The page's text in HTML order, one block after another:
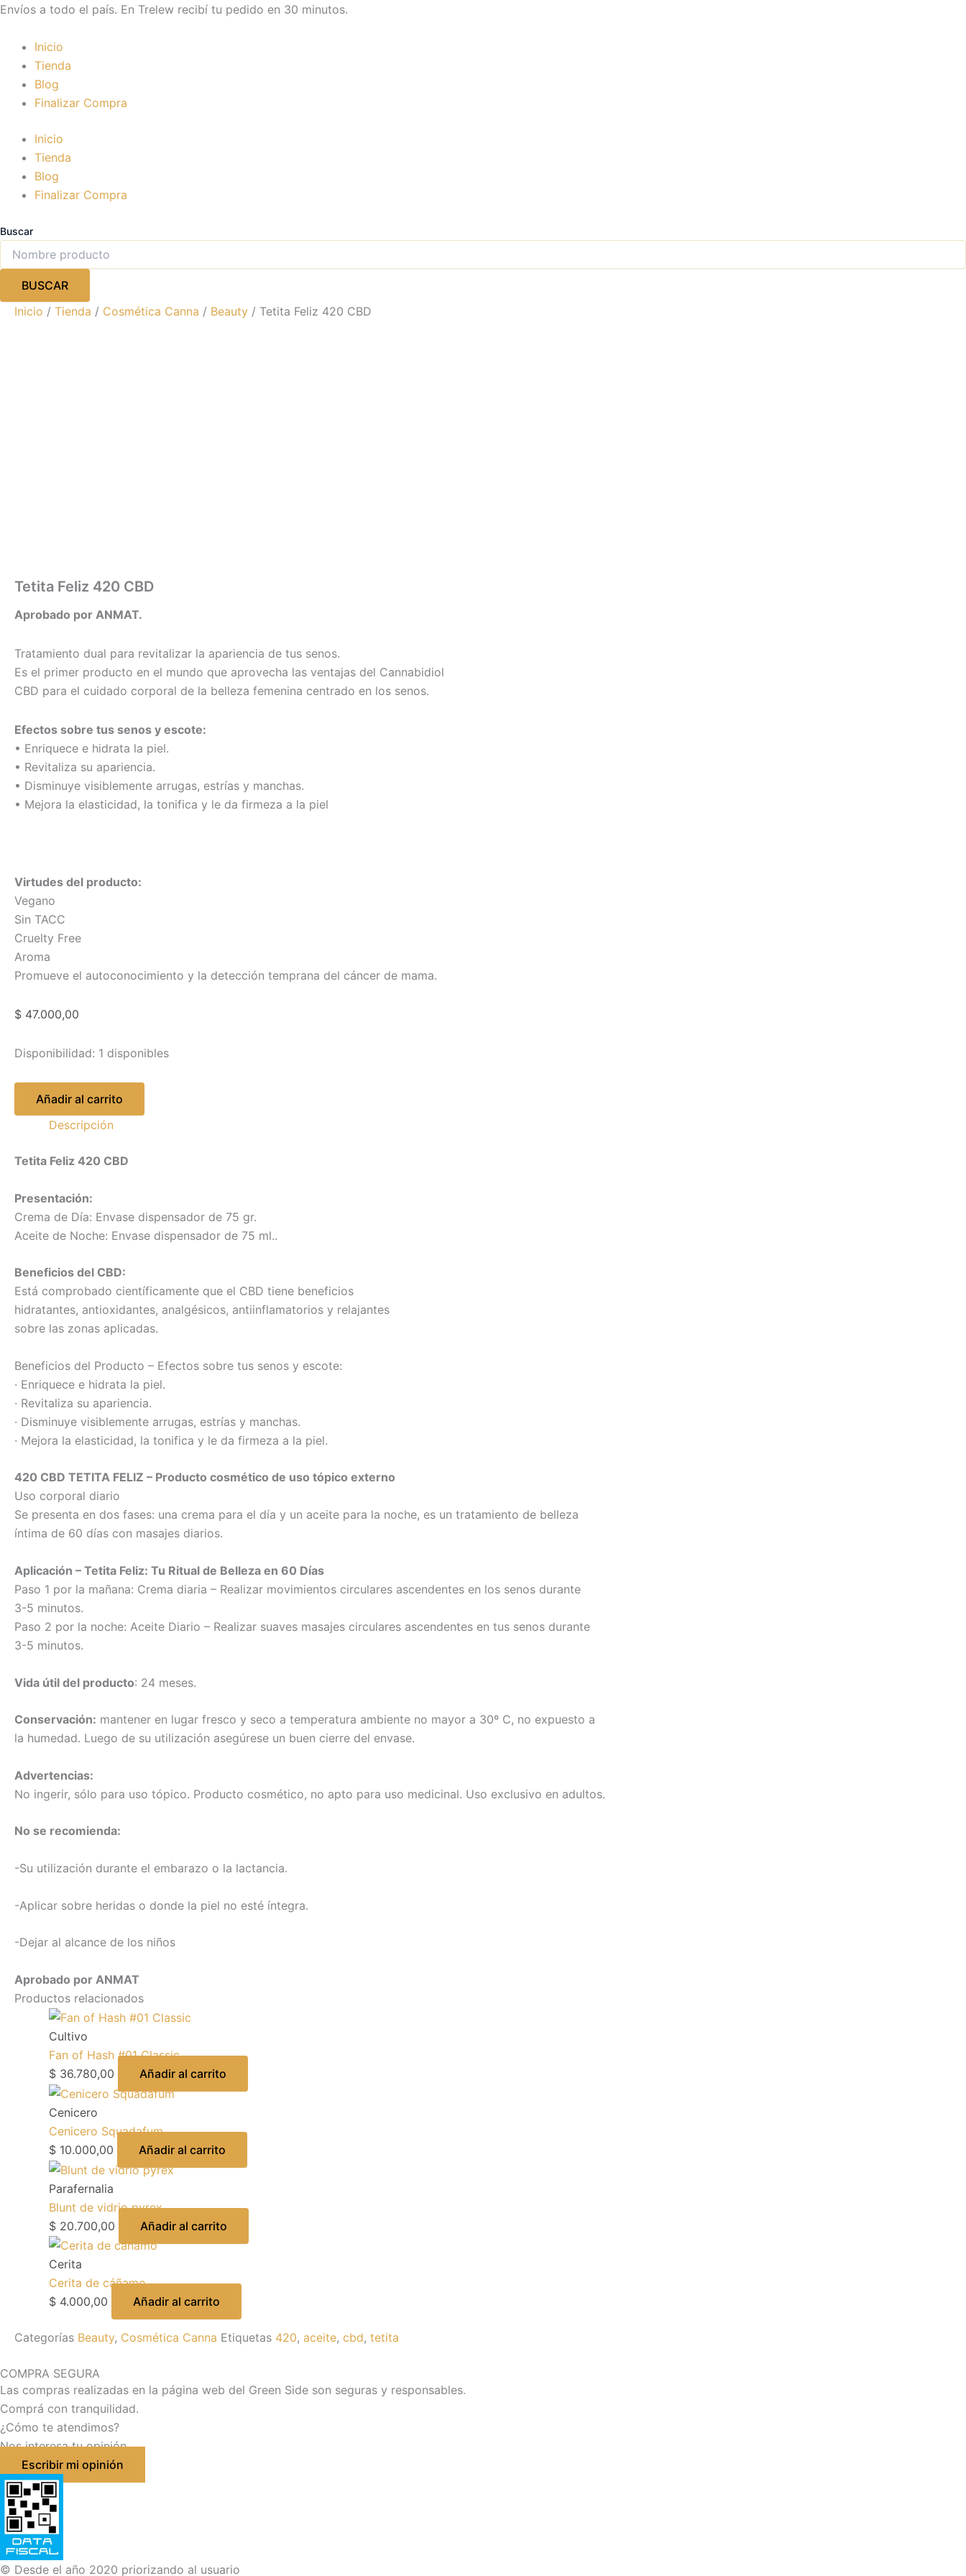
Ir
contenido
Envíos a todo el país. En Trelew recibí tu pedido en 30 minutos.
Inicio
Tienda
Blog
Finalizar Compra
Inicio
Tienda
Blog
Finalizar Compra
Buscar
BUSCAR
Inicio / Tienda / Cosmética Canna / Beauty / Tetita Feliz 420 CBD
Tetita Feliz 420 CBD
Aprobado por ANMAT.
Tratamiento dual para revitalizar la apariencia de tus senos.
Es el primer producto en el mundo que aprovecha las ventajas del Cannabidiol
CBD para el cuidado corporal de la belleza femenina centrado en los senos.
Efectos sobre tus senos y escote:
• Enriquece e hidrata la piel.
• Revitaliza su apariencia.
• Disminuye visiblemente arrugas, estrías y manchas.
• Mejora la elasticidad, la tonifica y le da firmeza a la piel
Virtudes del producto:
Vegano
Sin TACC
Cruelty Free
Aroma
Promueve el autoconocimiento y la detección temprana del cáncer de mama.
$ 47.000,00
Disponibilidad: 1 disponibles
Tetita
CBD
cantidad
Añadir al carrito
Descripción
Tetita Feliz 420 CBD
Presentación:
Crema de Día: Envase dispensador de 75 gr.
Aceite de Noche: Envase dispensador de 75 ml..
Beneficios del CBD:
Está comprobado científicamente que el CBD tiene beneficios
hidratantes, antioxidantes, analgésicos, antiinflamatorios y relajantes
sobre las zonas aplicadas.
Beneficios del Producto – Efectos sobre tus senos y escote:
· Enriquece e hidrata la piel.
· Revitaliza su apariencia.
· Disminuye visiblemente arrugas, estrías y manchas.
· Mejora la elasticidad, la tonifica y le da firmeza a la piel.
420 CBD TETITA FELIZ – Producto cosmético de uso tópico externo
Uso corporal diario
Se presenta en dos fases: una crema para el día y un aceite para la noche, es un tratamiento de belleza
íntima de 60 días con masajes diarios.
Aplicación – Tetita Feliz: Tu Ritual de Belleza en 60 Días
Paso 1 por la mañana: Crema diaria – Realizar movimientos circulares ascendentes en los senos durante
3-5 minutos.
Paso 2 por la noche: Aceite Diario – Realizar suaves masajes circulares ascendentes en tus senos durante
3-5 minutos.
Vida útil del producto: 24 meses.
Conservación: mantener en lugar fresco y seco a temperatura ambiente no mayor a 30º C, no expuesto a
la humedad. Luego de su utilización asegúrese un buen cierre del envase.
Advertencias:
No ingerir, sólo para uso tópico. Producto cosmético, no apto para uso medicinal. Uso exclusivo en adultos.
No se recomienda:
-Su utilización durante el embarazo o la lactancia.
-Aplicar sobre heridas o donde la piel no esté íntegra.
-Dejar al alcance de los niños
Aprobado por ANMAT
Productos relacionados
Cultivo
Fan of Hash #01 Classic
$ 36.780,00 Añadir al carrito
Cenicero
Cenicero Squadafum
$ 10.000,00 Añadir al carrito
Parafernalia
Blunt de vidrio pyrex
$ 20.700,00 Añadir al carrito
Cerita
Cerita de cáñamo
$ 4.000,00 Añadir al carrito
Categorías Beauty, Cosmética Canna Etiquetas 420, aceite, cbd, tetita
COMPRA SEGURA
Las compras realizadas en la página web del Green Side son seguras y responsables.
Comprá con tranquilidad.
¿Cómo te atendimos?
Nos interesa tu opinión
Escribir mi opinión
© Desde el año 2020 priorizando al usuario